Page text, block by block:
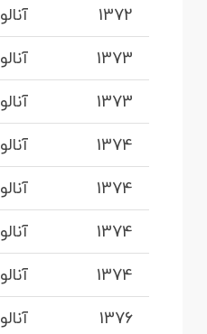
1372
1373
1373
1374
1374
1374
1374
1376